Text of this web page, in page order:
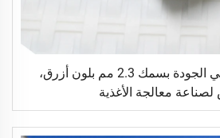
حزام ناقل جديد عالي الجودة بسمك 2.3 مم بلون أزرق،
معالجة الأغذية